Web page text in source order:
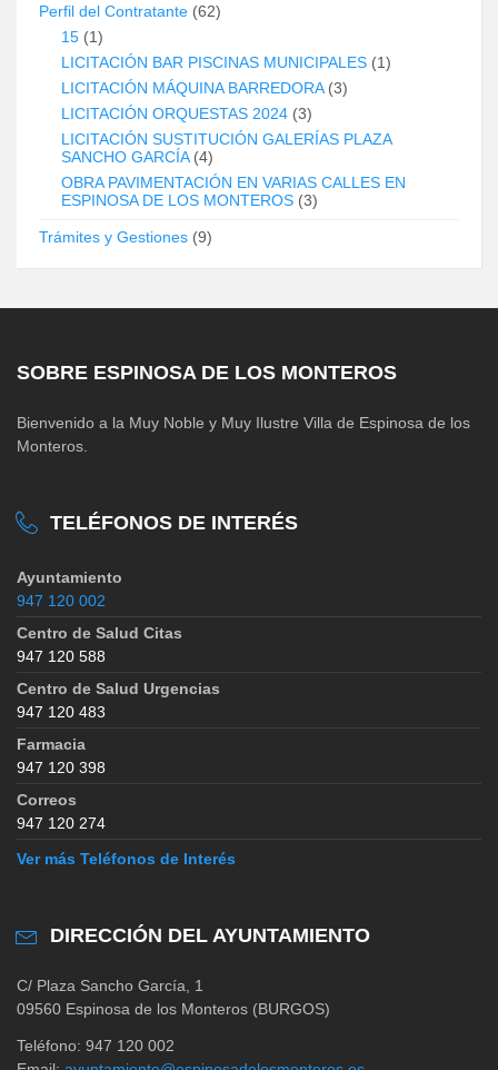
Perfil del Contratante (62)
15 (1)
LICITACIÓN BAR PISCINAS MUNICIPALES (1)
LICITACIÓN MÁQUINA BARREDORA(3)
LICITACIÓN ORQUESTAS 2024 (3)
LICITACIÓN SUSTITUCIÓN GALERÍAS PLAZA
SANCHO GARCÍA(4)
OBRA PAVIMENTACIÓN EN VARIAS CALLES EN
ESPINOSA DE LOS MONTEROS (3)
Trámites y Gestiones (9)
SOBRE ESPINOSA DE LOS MONTEROS
Bienvenido a la Muy Noble y Muy Ilustre Villa de Espinosa de los
Monteros.
TELÉFONOS DE INTERÉS
Ayuntamiento
947 120 002
Centro de Salud Citas
947 120 588
Centro de Salud Urgencias
947 120 483
Farmacia
947 120 398
Correos
947 120 274
Ver más Teléfonos de Interés
DIRECCIÓN DEL AYUNTAMIENTO
C/ Plaza Sancho García, 1
09560 Espinosa de los Monteros (BURGOS)
Teléfono: 947 120 002